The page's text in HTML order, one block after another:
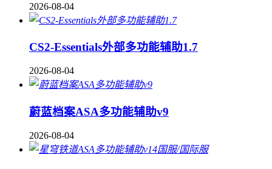
2026-08-04
CS2-Essentials外部多功能辅助1.7
2026-08-04
蔚蓝档案ASA多功能辅助v9
2026-08-04